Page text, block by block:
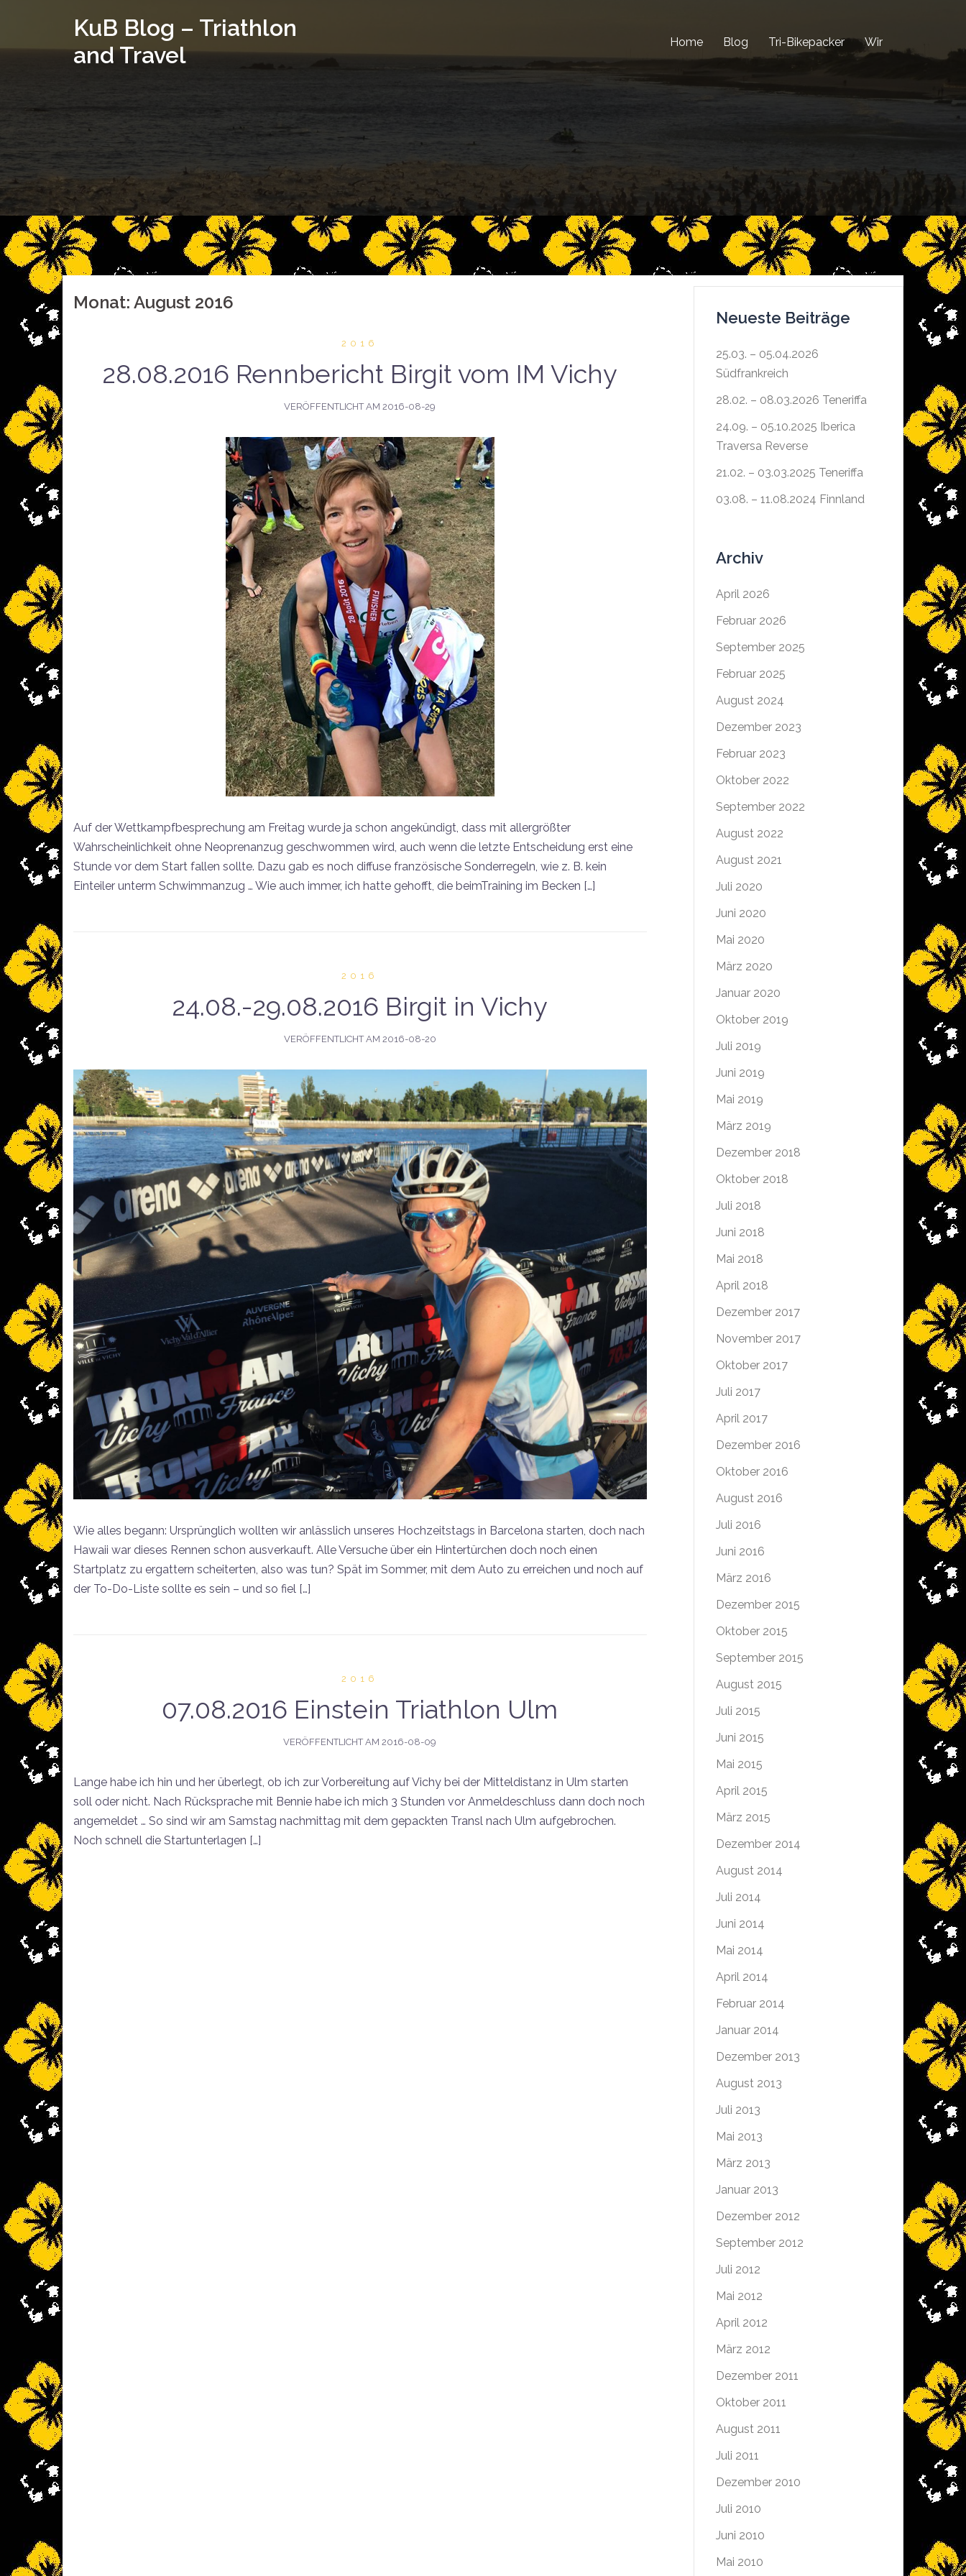
Inhalt
KuB Blog – Triathlon
and Travel
Home Blog Tri-Bikepacker Wir
Monat: August 2016
2016
28.08.2016 Rennbericht Birgit vom IM Vichy
VERÖFFENTLICHT AM2016-08-29
Auf der Wettkampfbesprechung am Freitag wurde ja schon angekündigt, dass mit allergrößter
Wahrscheinlichkeit ohne Neoprenanzug geschwommen wird, auch wenn die letzte Entscheidung erst eine
Stunde vor dem Start fallen sollte. Dazu gab es noch diffuse französische Sonderregeln, wie z. B. kein
Einteiler unterm Schwimmanzug … Wie auch immer, ich hatte gehofft, die beimTraining im Becken […]
2016
24.08.-29.08.2016 Birgit in Vichy
VERÖFFENTLICHT AM 2016-08-20
Wie alles begann: Ursprünglich wollten wir anlässlich unseres Hochzeitstags in Barcelona starten, doch nach
Hawaii war dieses Rennen schon ausverkauft. Alle Versuche über ein Hintertürchen doch noch einen
Startplatz zu ergattern scheiterten, also was tun? Spät im Sommer, mit dem Auto zu erreichen und noch auf
der To-Do-Liste sollte es sein – und so fiel […]
2016
07.08.2016 Einstein Triathlon Ulm
VERÖFFENTLICHT AM2016-08-09
Lange habe ich hin und her überlegt, ob ich zur Vorbereitung auf Vichy bei der Mitteldistanz in Ulm starten
soll oder nicht. Nach Rücksprache mit Bennie habe ich mich 3 Stunden vor Anmeldeschluss dann doch noch
angemeldet … So sind wir am Samstag nachmittag mit dem gepackten Transl nach Ulm aufgebrochen.
Noch schnell die Startunterlagen […]
Neueste Beiträge
25.03. – 05.04.2026
Südfrankreich
28.02. – 08.03.2026 Teneriffa
24.09. – 05.10.2025 Iberica
Traversa Reverse
21.02. – 03.03.2025 Teneriffa
03.08. – 11.08.2024 Finnland
Archiv
April 2026
Februar 2026
September 2025
Februar 2025
August 2024
Dezember 2023
Februar 2023
Oktober 2022
September 2022
August 2022
August 2021
Juli 2020
Juni 2020
Mai 2020
März 2020
Januar 2020
Oktober 2019
Juli 2019
Juni 2019
Mai 2019
März 2019
Dezember 2018
Oktober 2018
Juli 2018
Juni 2018
Mai 2018
April 2018
Dezember 2017
November 2017
Oktober 2017
Juli 2017
April 2017
Dezember 2016
Oktober 2016
August 2016
Juli 2016
Juni 2016
März 2016
Dezember 2015
Oktober 2015
September 2015
August 2015
Juli 2015
Juni 2015
Mai 2015
April 2015
März 2015
Dezember 2014
August 2014
Juli 2014
Juni 2014
Mai 2014
April 2014
Februar 2014
Januar 2014
Dezember 2013
August 2013
Juli 2013
Mai 2013
März 2013
Januar 2013
Dezember 2012
September 2012
Juli 2012
Mai 2012
April 2012
März 2012
Dezember 2011
Oktober 2011
August 2011
Juli 2011
Dezember 2010
Juli 2010
Juni 2010
Mai 2010